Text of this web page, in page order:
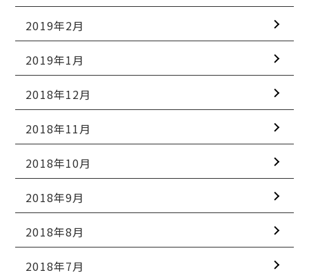
2019年2月
2019年1月
2018年12月
2018年11月
2018年10月
2018年9月
2018年8月
2018年7月